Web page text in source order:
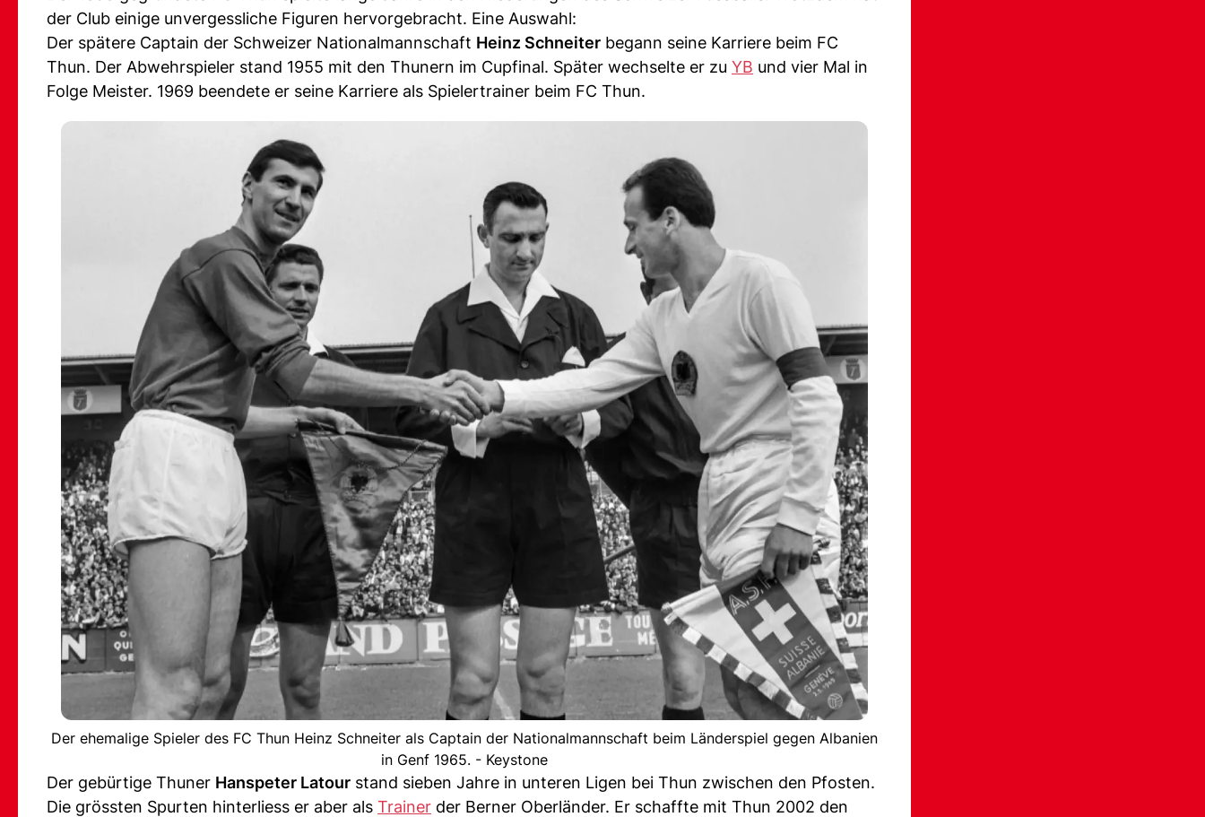
der Club einige unvergessliche Figuren hervorgebracht. Eine Auswahl:
Der spätere Captain der Schweizer Nationalmannschaft Heinz Schneiter begann seine Karriere beim FC
Thun. Der Abwehrspieler stand 1955 mit den Thunern im Cupfinal. Später wechselte er zu YB und vier Mal in
Folge Meister. 1969 beendete er seine Karriere als Spielertrainer beim FC Thun.
Der ehemalige Spieler des FC Thun Heinz Schneiter als Captain der Nationalmannschaft beim Länderspiel gegen Albanien
in Genf 1965. - Keystone
Der gebürtige Thuner Hanspeter Latour stand sieben Jahre in unteren Ligen bei Thun zwischen den Pfosten.
Die grössten Spurten hinterliess er aber als Trainer der Berner Oberländer. Er schaffte mit Thun 2002 den